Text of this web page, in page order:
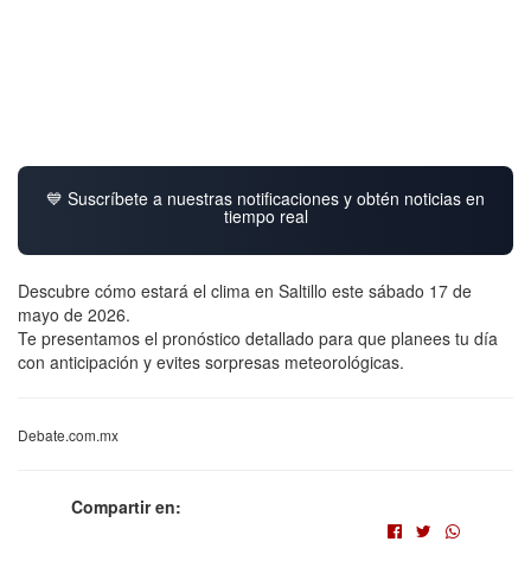
💙 Suscríbete a nuestras notificaciones y obtén noticias en
tiempo real
Descubre cómo estará el clima en Saltillo este sábado 17 de
mayo de 2026.
Te presentamos el pronóstico detallado para que planees tu día
con anticipación y evites sorpresas meteorológicas.
Debate.com.mx
Compartir en: